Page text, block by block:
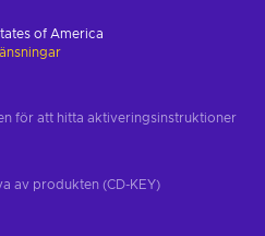
of America
för att hitta aktiveringsinstruktioner
av produkten (CD-KEY)